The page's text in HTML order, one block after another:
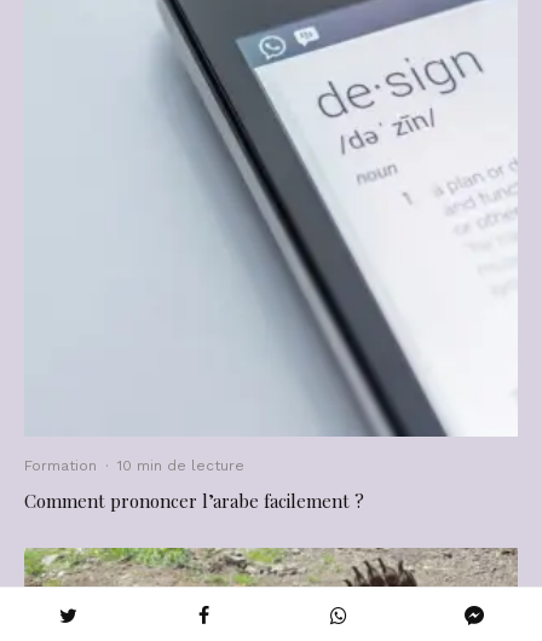
Formation · 10 min de lecture
Comment prononcer l’arabe facilement ?